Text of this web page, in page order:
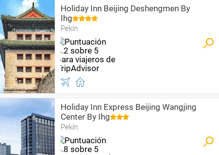
Holiday Inn Beijing Deshengmen By
Ihg
Pekín
Holiday Inn Express Beijing Wangjing
Center By Ihg
Pekín